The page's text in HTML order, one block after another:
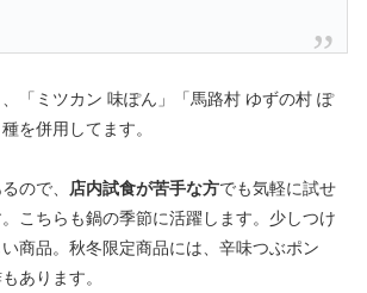
「ミツカン 味ぽん」「馬路村 ゆずの村 ぽ
を併用してます。
ので、 店内試食が苦手な方でも気軽に試せ
こちらも鍋の季節に活躍します。少しつけ
商品。秋冬限定商品には、辛味つぶポン
あります。